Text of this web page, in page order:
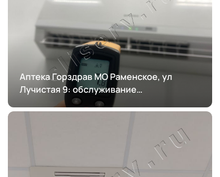
Аптека Горздрав МО Раменское, ул
Лучистая 9: обслуживание
кондиционирования